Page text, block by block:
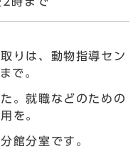
りは、動物指導セン
で。
。就職などのための
を。
館分室です。